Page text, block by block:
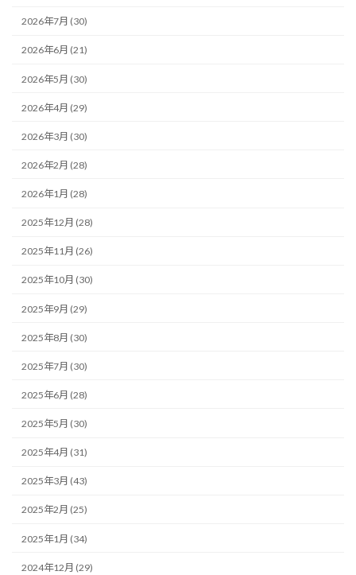
2026年7月 (30)
2026年6月 (21)
2026年5月 (30)
2026年4月 (29)
2026年3月 (30)
2026年2月 (28)
2026年1月 (28)
2025年12月 (28)
2025年11月 (26)
2025年10月 (30)
2025年9月 (29)
2025年8月 (30)
2025年7月 (30)
2025年6月 (28)
2025年5月 (30)
2025年4月 (31)
2025年3月 (43)
2025年2月 (25)
2025年1月 (34)
2024年12月 (29)